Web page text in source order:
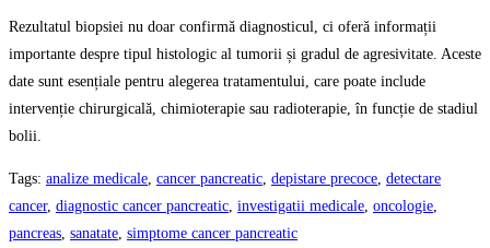
Rezultatul biopsiei nu doar confirmă diagnosticul, ci oferă informații
importante despre tipul histologic al tumorii și gradul de agresivitate. Aceste
date sunt esențiale pentru alegerea tratamentului, care poate include
intervenție chirurgicală, chimioterapie sau radioterapie, în funcție de stadiul
bolii.
Tags: analize medicale, cancer pancreatic, depistare precoce, detectare
cancer, diagnostic cancer pancreatic, investigatii medicale, oncologie,
pancreas, sanatate, simptome cancer pancreatic